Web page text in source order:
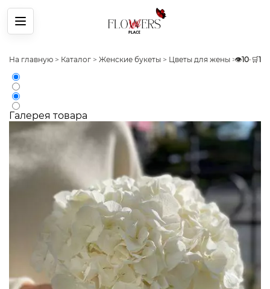
Меню
На главную > Каталог > Женские букеты > Цветы для жены >Букет 5
👁️10• 🛒1
Галерея товара